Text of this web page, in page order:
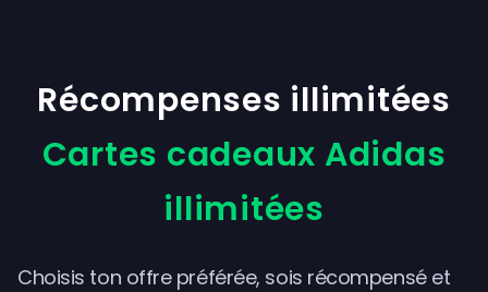
Récompenses illimitées
Cartes cadeaux Adidas
illimitées
Choisis ton offre préférée, sois récompensé et